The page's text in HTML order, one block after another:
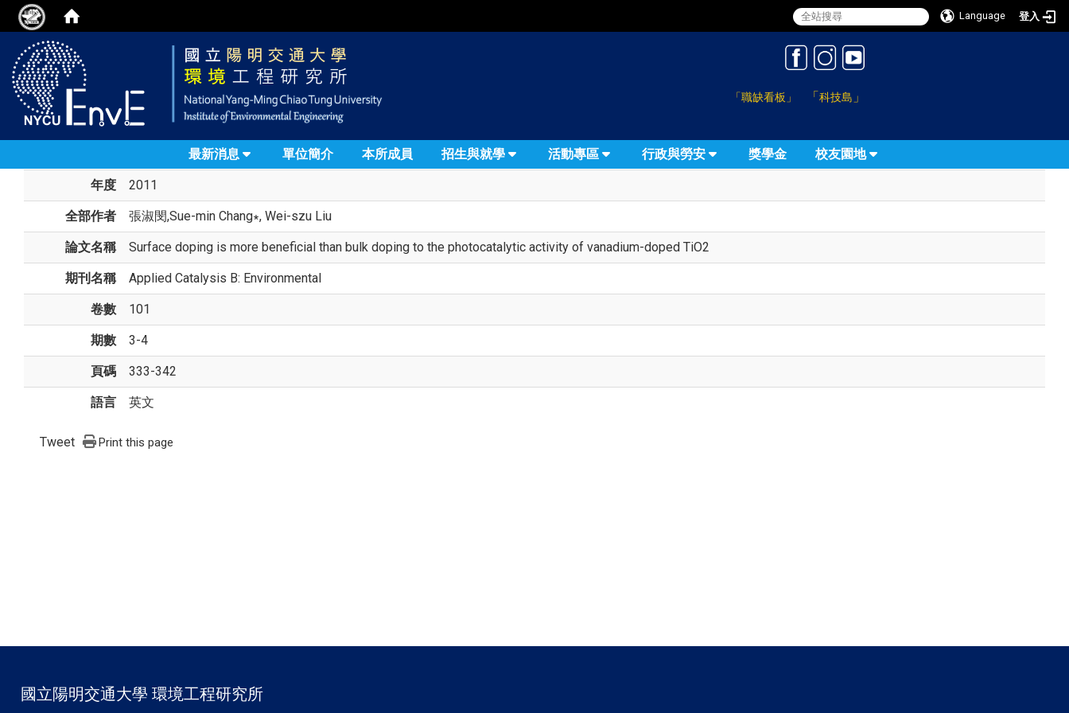
Language 登入
「職缺看板」 「科技島 」
最新消息 單位簡介 本所成員 招生與就學 活動專區 行政與勞安 獎學金 校友園地
年度 2011
全部作者 張淑閔,Sue-min Chang∗, Wei-szu Liu
論文名稱 Surface doping is more beneficial than bulk doping to the photocatalytic activity of vanadium-doped TiO2
期刊名稱 Applied Catalysis B: Environmental
卷數 101
期數 3-4
頁碼 333-342
語言 英文
Tweet Print this page
國立陽明交通大學 環境工程研究所